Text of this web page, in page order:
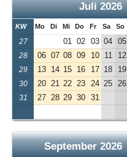
Juli 2026
KW Mo Di Mi Do Fr Sa So
27 01 02 03 04 05
28 06 07 08 09 10 11 12
29 13 14 15 16 17 18 19
30 20 21 22 23 24 25 26
31 27 28 29 30 31
September 2026